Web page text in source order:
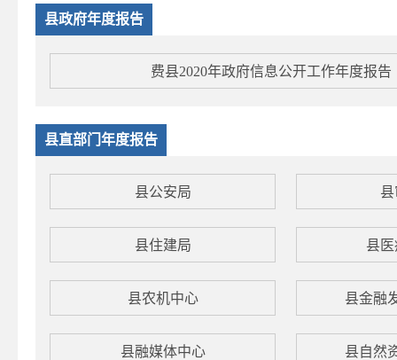
2008年信息公开年报
县政府年度报告
费县2020年政府信息公开工作年度报告
县直部门年度报告
县公安局
县住建局 县
县农机中心 县金融
县融媒体中心 县自然